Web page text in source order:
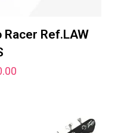
Ref.LAW